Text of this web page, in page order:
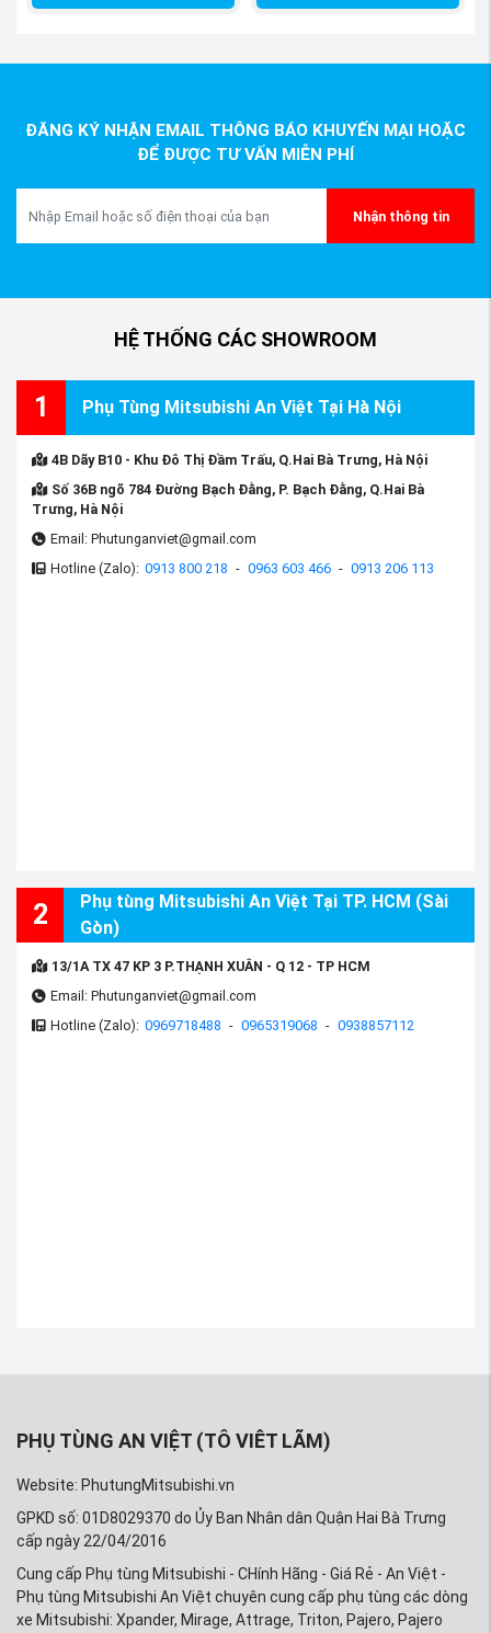
ĐĂNG KÝ NHẬN EMAIL THÔNG BÁO KHUYẾN MẠI HOẶC
ĐỂ ĐƯỢC TƯ VẤN MIỄN PHÍ
Nhận thông tin
HỆ THỐNG CÁC SHOWROOM
1 Phụ Tùng Mitsubishi An Việt Tại Hà Nội
4B Dãy B10 - Khu Đô Thị Đầm Trấu, Q.Hai Bà Trưng, Hà Nội
Số 36B ngõ 784 Đường Bạch Đằng, P. Bạch Đằng, Q.Hai Bà
Trưng, Hà Nội
Email: Phutunganviet@gmail.com
Hotline (Zalo): 0913 800 218 - 0963 603 466 - 0913 206 113
2
Phụ tùng Mitsubishi An Việt Tại TP. HCM (Sài
Gòn)
13/1A TX 47 KP 3 P.THẠNH XUÂN - Q 12 - TP HCM
Email: Phutunganviet@gmail.com
Hotline (Zalo): 0969718488 - 0965319068 - 0938857112
PHỤ TÙNG AN VIỆT (TÔ VIÊT LÃM)
Website: PhutungMitsubishi.vn
GPKD số: 01D8029370 do Ủy Ban Nhân dân Quận Hai Bà Trưng
cấp ngày 22/04/2016
Cung cấp Phụ tùng Mitsubishi - CHính Hãng - Giá Rẻ - An Việt -
Phụ tùng Mitsubishi An Việt chuyên cung cấp phụ tùng các dòng
xe Mitsubishi: Xpander, Mirage, Attrage, Triton, Pajero, Pajero